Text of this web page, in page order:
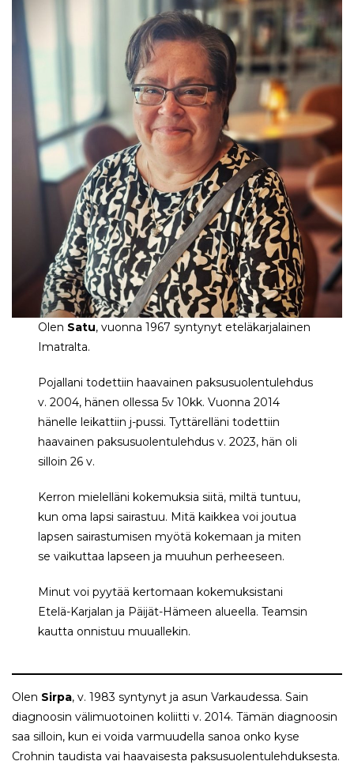
Olen Satu, vuonna 1967 syntynyt eteläkarjalainen
Imatralta.
Pojallani todettiin haavainen paksusuolentulehdus
v. 2004, hänen ollessa 5v 10kk. Vuonna 2014
hänelle leikattiin j-pussi. Tyttärelläni todettiin
haavainen paksusuolentulehdus v. 2023, hän oli
silloin 26 v.
Kerron mielelläni kokemuksia siitä, miltä tuntuu,
kun oma lapsi sairastuu. Mitä kaikkea voi joutua
lapsen sairastumisen myötä kokemaan ja miten
se vaikuttaa lapseen ja muuhun perheeseen.
Minut voi pyytää kertomaan kokemuksistani
Etelä-Karjalan ja Päijät-Hämeen alueella. Teamsin
kautta onnistuu muuallekin.
Olen Sirpa, v. 1983 syntynyt ja asun Varkaudessa. Sain
diagnoosin välimuotoinen koliitti v. 2014. Tämän diagnoosin
saa silloin, kun ei voida varmuudella sanoa onko kyse
Crohnin taudista vai haavaisesta paksusuolentulehduksesta.